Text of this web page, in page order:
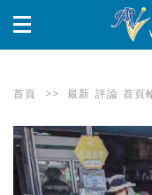
首頁 >> 最新 評論 首頁